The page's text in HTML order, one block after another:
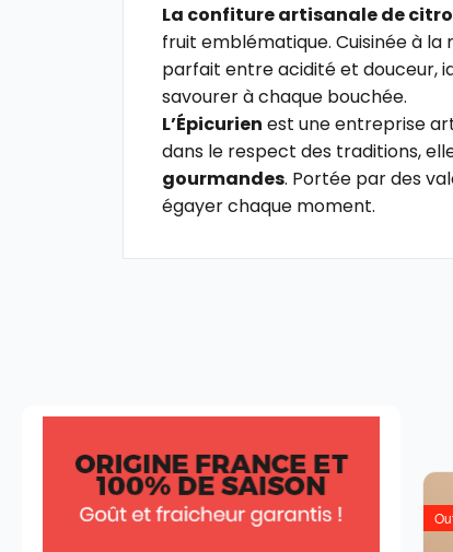
La confiture artisanale de
fruit emblématique. Cuisinée à
parfait entre acidité et douceur,
savourer à chaque bouchée.
L’Épicurien est une entreprise
dans le respect des traditions,
gourmandes. Portée par des
égayer chaque moment.